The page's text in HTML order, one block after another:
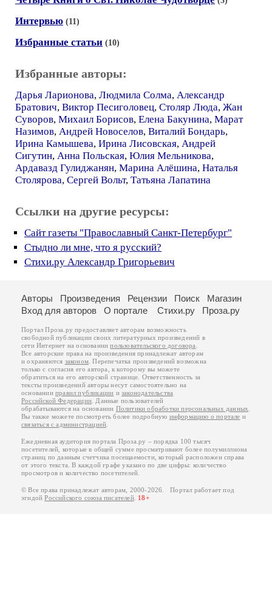
Интервью (11)
Избранные статьи (10)
Избранные авторы:
Дарья Ларионова, Людмила Солма, Александр
Братович, Виктор Песиголовец, Столяр Люда, Жан
Суворов, Михаил Борисов, Елена Бакунина, Марат
Назимов, Андрей Новоселов, Виталий Бондарь,
Ирина Камышева, Ирина Лисовская, Андрей
Сигутин, Анна Польская, Юлия Мельникова,
Ардавазд Гулиджанян, Марина Алёшина, Наталья
Столярова, Сергей Вольт, Татьяна Лапатина
Ссылки на другие ресурсы:
Cайт газеты "Православный Санкт-Петербург"
Стыдно ли мне, что я русский?
Стихи.ру Александр Григорьевич
Авторы Произведения Рецензии Поиск
Магазин
Вход для авторов
О портале Стихи.ру Проза.ру
Портал Проза.ру предоставляет авторам возможность
свободной публикации своих литературных произведений в
сети Интернет на основаниипользовательского договора
Все авторские права на произведения принадлежат авторам
и охраняются законом . Перепечатка произведений возможна
только с согласия его автора, к которому вы можете
обратиться на его авторской странице. Ответственность за
тексты произведений авторы несут самостоятельно на
основанииправил публикации изаконодательства
Российской Федерации . Данные пользователей
обрабатываются на основании Политики обработки персональных данных
Вы также можете посмотреть более подробную информацию о портале и
связаться с администрацией
Ежедневная аудитория портала Проза.ру – порядка 100 тысяч
посетителей, которые в общей сумме просматривают более полумиллиона
страниц по данным счетчика посещаемости, который расположен справа
от этого текста. В каждой графе указано по две цифры: количество
просмотров и количество посетителей.
© Все права принадлежат авторам, 2000-2026. Портал работает под
эгидойРоссийского союза писателей. 18+